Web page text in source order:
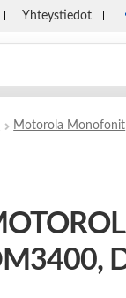
Yhteystiedot
Motorola Monofonit